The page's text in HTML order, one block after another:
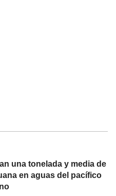
una tonelada y media de
en aguas del pacífico